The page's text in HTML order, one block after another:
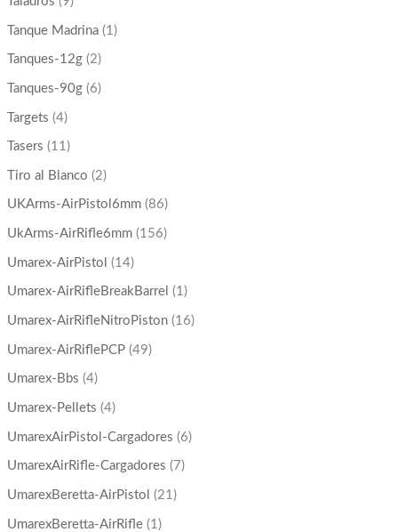
Tanque Madrina (1)
Tanques-12g (2)
Tanques-90g (6)
Targets (4)
Tasers (11)
Tiro al Blanco (2)
UKArms-AirPistol6mm (86)
UkArms-AirRifle6mm (156)
Umarex-AirPistol (14)
Umarex-AirRifleBreakBarrel (1)
Umarex-AirRifleNitroPiston (16)
Umarex-AirRiflePCP (49)
Umarex-Bbs (4)
Umarex-Pellets (4)
UmarexAirPistol-Cargadores (6)
UmarexAirRifle-Cargadores (7)
UmarexBeretta-AirPistol (21)
UmarexBeretta-AirRifle (1)